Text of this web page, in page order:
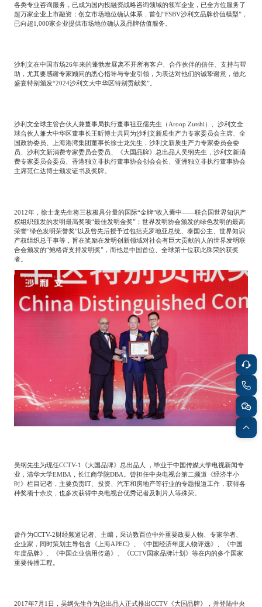
母婴 农林牧渔
园林绿化 商业航空
各类专业咨询服务，已成为国内投融资战略咨询领域的领军企业，已全方位服务了
超万家企业上市融资；创立市场地位确认体系，首创“FSBV沙利文品牌价值模型”，
已向超1,000家企业提供市场地位确认及品牌估值服务。
沙利文在中国市场26年来的蓬勃发展离不开所有客户、合作伙伴的信任、支持与帮
助，尤其要感谢专家顾问的悉心指导与专业引领，为表达对他们的诚挚谢意，借此
盛宴特别颁发“2024沙利文大中华区特别贡献奖”。
沙利文全球主管合伙人兼董事局执行董事祖亚儒先生（Aroop Zutshi）、沙利文全
球合伙人兼大中华区董事长王昕博士共同为沙利文新质生产力专家委员会主席、全
国政协委员、上海港湾集团董事长徐士龙先生，沙利文新质生产力专家委员会委
员、沙利文新消费专家委员会委员、《大国品牌》总出品人吴纲先生，沙利文新消
费专家委员会委员、香港独立非执行董事协会创会会长、亚洲独立非执行董事协会
主席范仁达博士颁发证书及奖牌。
2012年，徐士龙先生将三枚极具分量的国际“金牌”收入囊中——联合国世界知识产
权组织颁发的发明最高奖项“最佳发明金奖”；世界发明协会颁发的绿色发明的最高
荣誉“绿色发明荣誉奖”以及曾先后授予过包括克罗地亚总统、泰国公主、世界知识
产权组织总干事等，旨在奖励在发明创新领域对社会有巨大贡献的人的世界发明联
合会颁发的“鲍格胥支持发明奖”，而他是中国首位、全球第十位获此殊荣的获奖
者。
吴纲先生为现任CCTV-1 《大国品牌》总出品人
，毕业于中国传媒大学电视新闻专
业，清华大学EMBA ，长江商学院DBA 。曾担任中央电视台第二频道《经济半小
时》栏目记者，主要负责IT、投资、汽车和房地产等行业的专题报道工作，获得各
种奖项十余次，也多次获得中央电视台优秀记者及制片人等殊荣。
曾作为CCTV-2财经频道记者、主编，采访数百位中外重要政要人物、专家学者、
企业家，同时策划主导包含《上海APEC》、《中国经济年度人物评选》、《中国
年度品牌》、《中国企业信用传递》、《CCTV国家品牌计划》等在内的多个国家
重要传播工程。
2017年7月 1 日，吴纲先生作为总出品人正式推出CCTV《大国品牌》，并登陆中央